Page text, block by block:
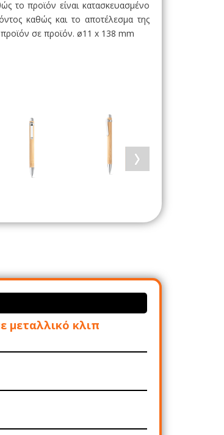
το προϊόν είναι κατασκευασμένο
καθώς και το αποτέλεσμα της
σε προϊόν. ø11 x 138 mm
μεταλλικό κλιπ